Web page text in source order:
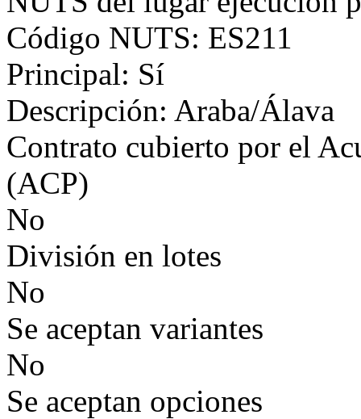
Código NUTS: ES211
Principal: Sí
Descripción: Araba/Álava
Contrato cubierto por el
(ACP)
No
División en lotes
No
Se aceptan variantes
No
Se aceptan opciones